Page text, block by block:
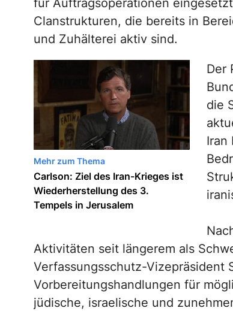
für Auftragsoperationen
Clanstrukturen, die bereits in
und Zuhälterei aktiv sind.
Mehr zum Thema
Carlson: Ziel des Iran-Krieges ist
Wiederherstellung des 3.
Tempels in Jerusalem
Der
die
Iran
Aktivitäten seit längerem als
Verfassungsschutz-Vizepräsident
Vorbereitungshandlungen für
jüdische, israelische und